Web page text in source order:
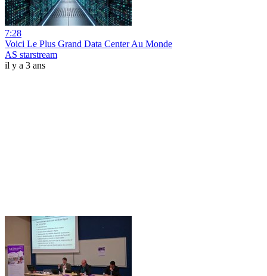
7:28
Voici Le Plus Grand Data Center Au Monde
AS starstream
il y a 3 ans